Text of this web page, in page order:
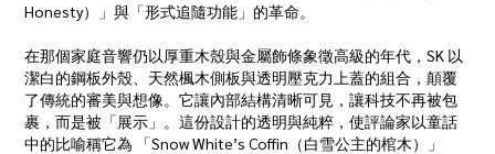
Honesty）」與「形式追隨功能」的革命。
在那個家庭音響仍以厚重木殼與金屬飾條象徵高級的年代，SK 以
潔白的鋼板外殼、天然楓木側板與透明壓克力上蓋的組合，顛覆
了傳統的審美與想像。它讓內部結構清晰可見，讓科技不再被包
裹，而是被「展示」。這份設計的透明與純粹，使評論家以童話
中的比喻稱它為 「Snow White’s Coffin（白雪公主的棺木）」